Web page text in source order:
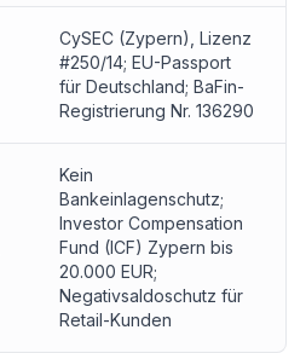
CySEC (Zypern), Lizenz
#250/14; EU-Passport
für Deutschland; BaFin-
Registrierung Nr. 136290
Kein
Bankeinlagenschutz;
Investor Compensation
Fund (ICF) Zypern bis
20.000 EUR;
Negativsaldoschutz für
Retail-Kunden